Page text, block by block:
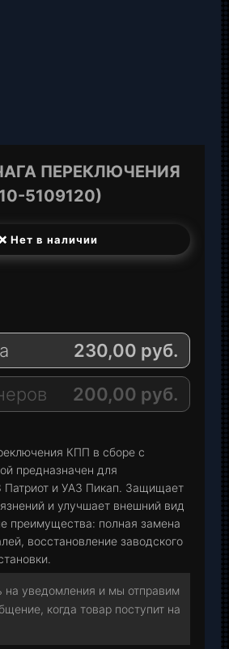
ПЕРЕКЛЮЧЕНИЯ
5109120)
Нет в наличии
230,00 руб.
200,00 руб.
КПП в сборе с
предназначен для
Патриот и УАЗ Пикап. Защищает
и улучшает внешний вид
преимущества: полная замена
восстановление заводского
на уведомления и мы отправим
когда товар поступит на